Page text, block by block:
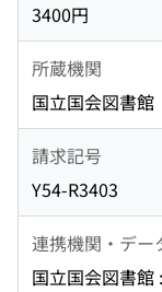
3400円
所蔵機関
国立国会図書館
請求記号
Y54-R3403
連携機関・デー
国立国会図書館